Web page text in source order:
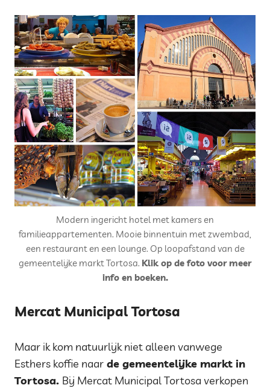
Modern ingericht hotel met kamers en
familieappartementen. Mooie binnentuin met zwembad,
een restaurant en een lounge. Op loopafstand van de
gemeentelijke markt Tortosa. Klik op de foto voor meer
info en boeken.
Mercat Municipal Tortosa
Maar ik kom natuurlijk niet alleen vanwege
Esthers koffie naar de gemeentelijke markt in
Tortosa. Bij Mercat Municipal Tortosa verkopen